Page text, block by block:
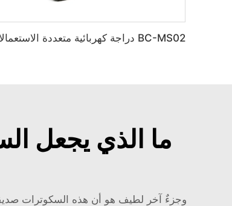
ما الذي يجعل
وجزءٌ آخر لطيف هو أن هذه السكوترات